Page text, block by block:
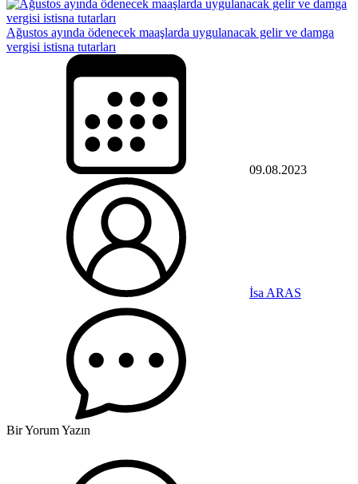
Ağustos ayında ödenecek maaşlarda uygulanacak gelir ve damga
vergisi istisna tutarları
09.08.2023
İsa ARAS
Bir Yorum Yazın